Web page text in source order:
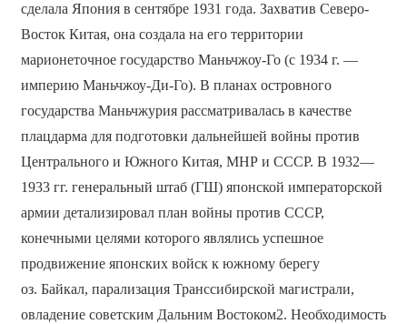
сделала Япония в сентябре 1931 года. Захватив Северо-
Восток Китая, она создала на его территории
марионеточное государство Маньчжоу-Го (с 1934 г. —
империю Маньчжоу-Ди-Го). В планах островного
государства Маньчжурия рассматривалась в качестве
плацдарма для подготовки дальнейшей войны против
Центрального и Южного Китая, МНР и СССР. В 1932—
1933 гг. генеральный штаб (ГШ) японской императорской
армии детализировал план войны против СССР,
конечными целями которого являлись успешное
продвижение японских войск к южному берегу
оз. Байкал, парализация Транссибирской магистрали,
овладение советским Дальним Востоком2. Необходимость